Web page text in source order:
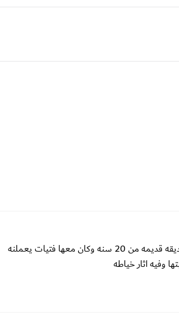
حلمت انني اركض وهناك من يلحقني الى ان وصلت الي درج طويل صعدته فدخلت الى بيت كانت فيه صديقه قديمه من 20 سنه وكان معها فتيات يعملنه
وفيه اثار خياطه